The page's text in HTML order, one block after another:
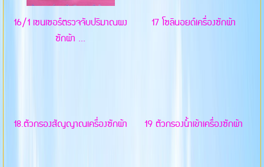
16/1 เซนเซอร์ตรวจจับปริมาณผง
ซักผ้า ...
17 โซลินอยด์เครื่องซักผ้า
18.ตัวกรองสัญญาณเครื่องซักผ้า 19 ตัวกรองน้ำเข้าเครื่องซักผ้า